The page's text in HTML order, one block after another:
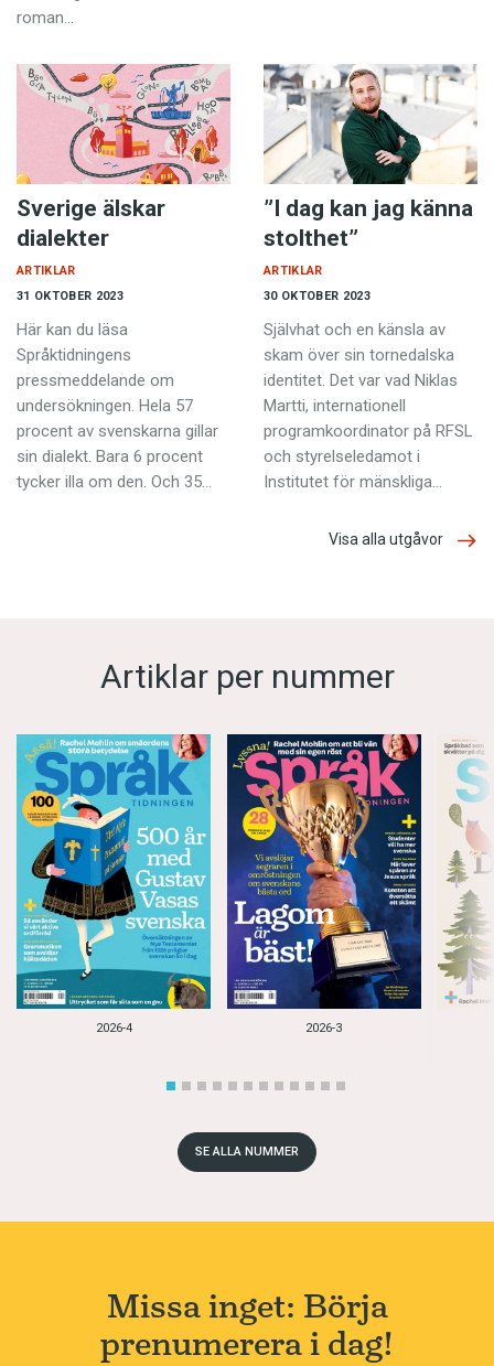
roman…
Sverige älskar
dialekter
31 OKTOBER 2023
ARTIKLAR
Här kan du läsa
Språktidningens
pressmeddelande om
undersökningen. Hela 57
procent av svensk­arna gillar
sin dialekt. Bara 6 procent
tycker illa om den. Och 35…
”I dag kan jag känna
stolthet”
30 OKTOBER 2023
ARTIKLAR
Självhat och en känsla av
skam över sin tornedalska
identitet. Det var vad Niklas
Martti, internationell
program­koordinator på RFSL
och styrelseledamot i
Institutet för mänskliga…
Visa alla utgåvor
Artiklar per nummer
2026-4 2026-3
SE ALLA NUMMER
Missa inget: Börja
prenumerera i dag!